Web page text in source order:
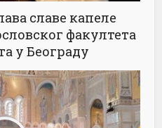
славе капеле
факултета
у Београду